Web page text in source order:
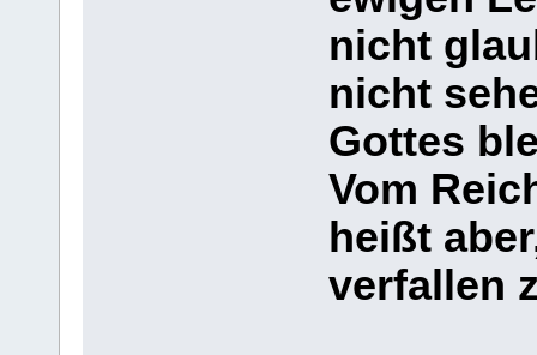
nicht
nicht
Gottes
Vom
heißt
verfallen